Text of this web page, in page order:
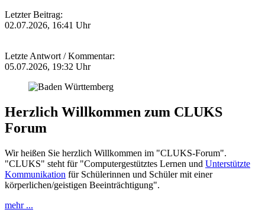
Letzter Beitrag:
02.07.2026, 16:41 Uhr
Letzte Antwort / Kommentar:
05.07.2026, 19:32 Uhr
Herzlich Willkommen zum CLUKS
Forum
Wir heißen Sie herzlich Willkommen im "CLUKS-Forum".
"CLUKS" steht für "Computergestütztes Lernen und Unterstützte
Kommunikation für Schülerinnen und Schüler mit einer
körperlichen/geistigen Beeinträchtigung".
mehr ...